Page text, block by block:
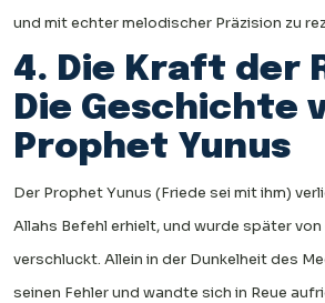
und mit echter melodischer Präzision zu
4. Die Kraft der
Die Geschichte
Prophet Yunus
Der Prophet Yunus (Friede sei mit ihm)
Allahs Befehl erhielt, und wurde später
verschluckt. Allein in der Dunkelheit des
seinen Fehler und wandte sich in Reue